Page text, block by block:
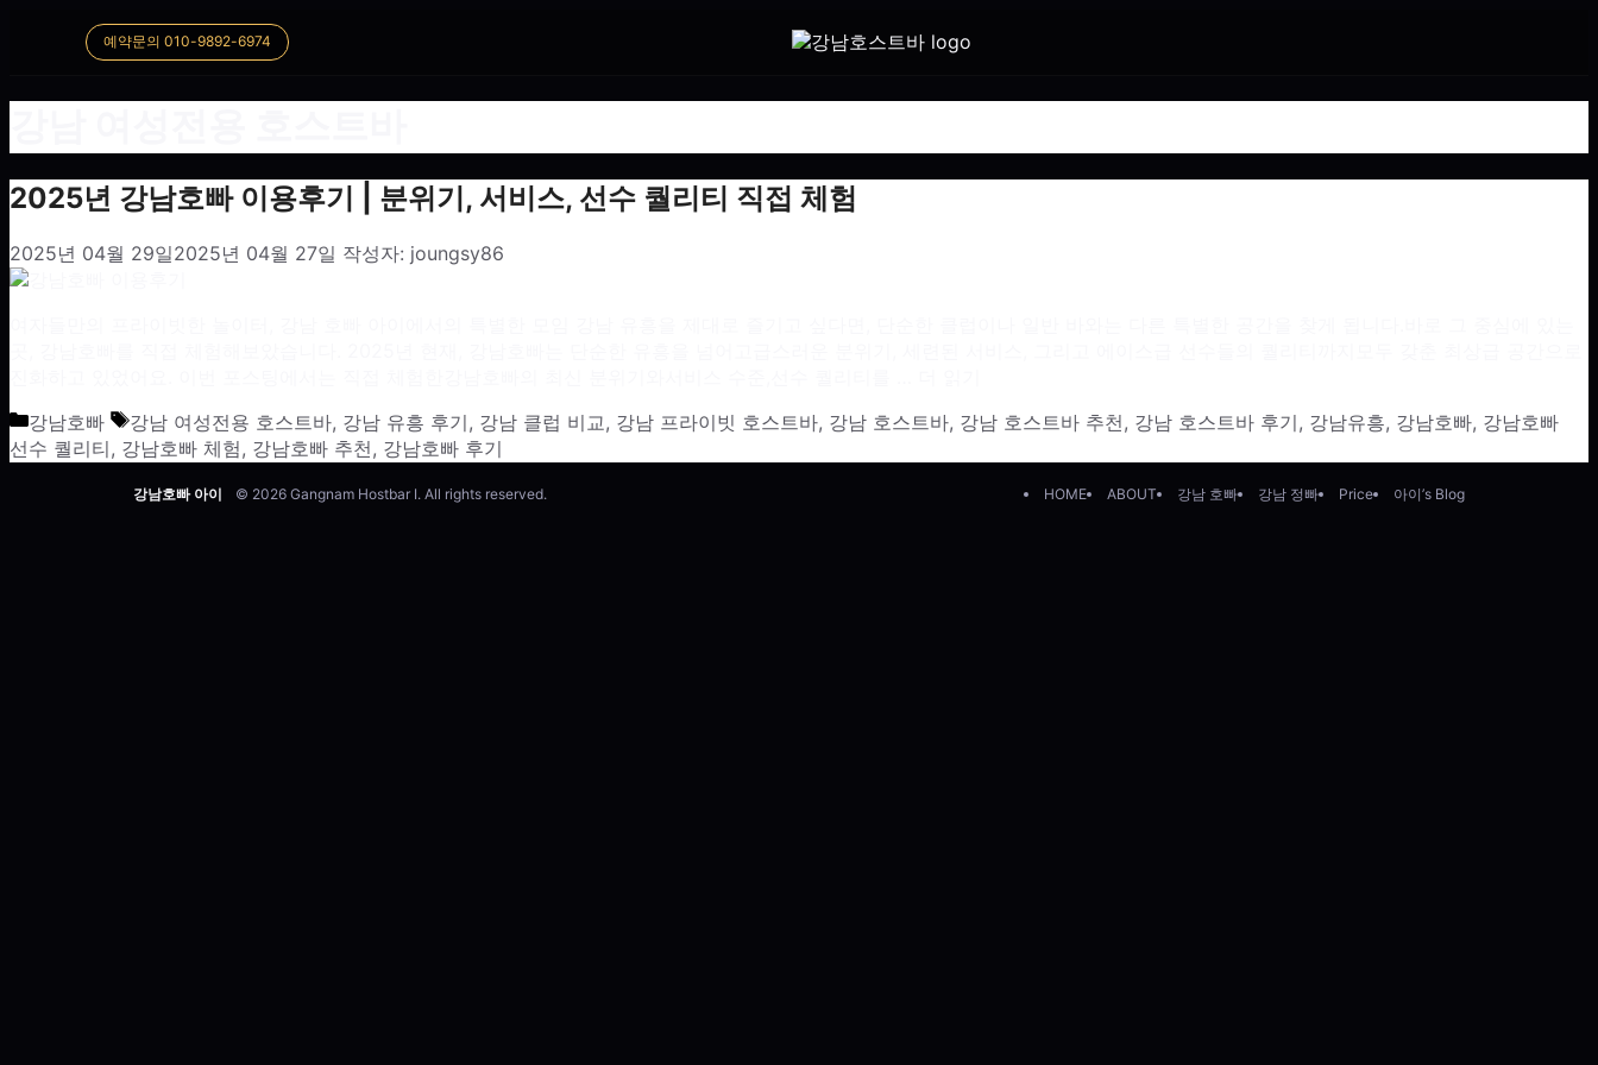
예약문의 010-9892-6974
2025년 강남호빠 이용후기 | 분위기, 서비스, 선수 퀄리티 직접 체험
2025년 04월 29일2025년 04월 27일 작성자: joungsy86
카테고리
강남호빠 태그
강남 여성전용 호스트바, 강남 유흥 후기, 강남 클럽 비교, 강남 프라이빗 호스트바, 강남 호스트바, 강남 호스트바 추천, 강남 호스트바 후기, 강남유흥, 강남호빠, 강남호빠
선수 퀄리티, 강남호빠 체험, 강남호빠 추천, 강남호빠 후기
강남호빠 아이 © 2026 Gangnam Hostbar I. All rights reserved. HOME ABOUT 강남 호빠 강남 정빠 Price 아이’s Blog